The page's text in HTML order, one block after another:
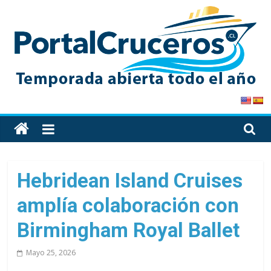
content
PortalCruceros
Toda
la
de
cruceros
en
un
solo
Hebridean Island Cruises
amplía colaboración con
Birmingham Royal Ballet
Mayo 25, 2026